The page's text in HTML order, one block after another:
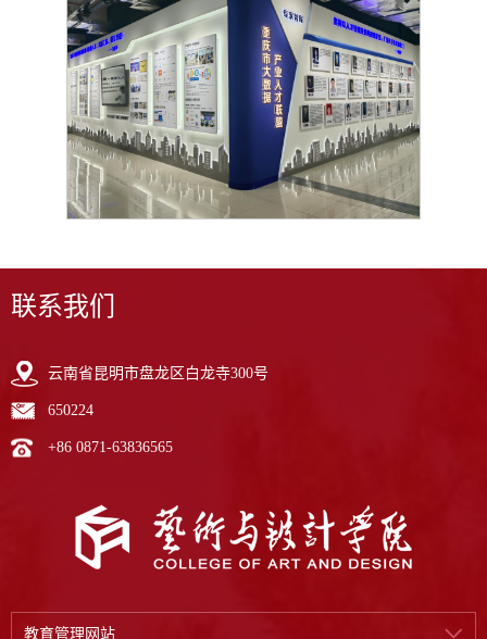
联系我们
云南省昆明市盘龙区白龙寺300号
650224
+86 0871-63836565
教育管理网站